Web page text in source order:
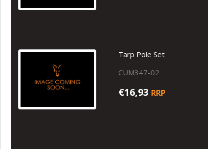
Tarp Pole Set
CUM347-02
€16,93 RRP